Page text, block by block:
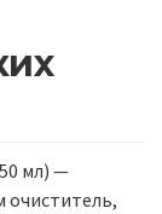
мл) —
очиститель,